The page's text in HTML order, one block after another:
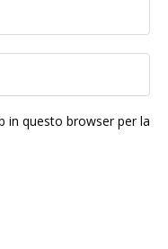
in questo browser per la